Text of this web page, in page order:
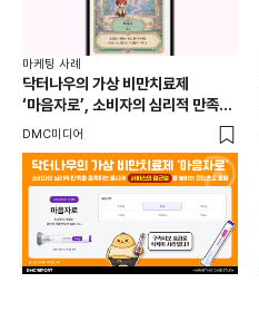
마케팅 사례
닥터나우의 가상 비만치료제
‘마음자로’, 소비자의 심리적 만족을
충족하는 동시에 서비스의 접근성을
DMC미디어